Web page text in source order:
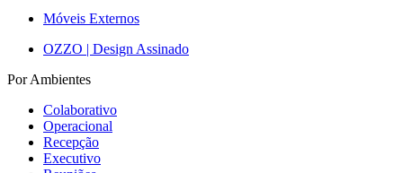
Móveis Externos
OZZO | Design Assinado
Por Ambientes
Colaborativo
Operacional
Recepção
Executivo